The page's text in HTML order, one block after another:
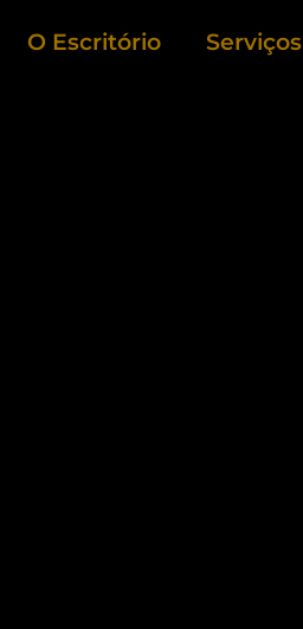
O Escritório Serviços